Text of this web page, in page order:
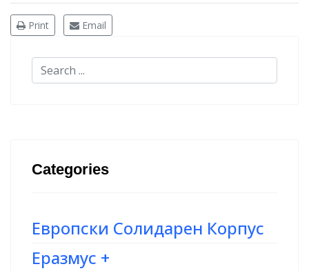
Print Email
Categories
Европски Солидарен Корпус
Еразмус +